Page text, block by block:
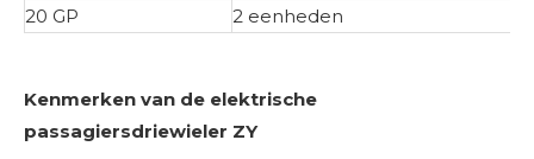
20 GP
2 eenheden
Kenmerken van de elektrische
passagiersdriewieler ZY